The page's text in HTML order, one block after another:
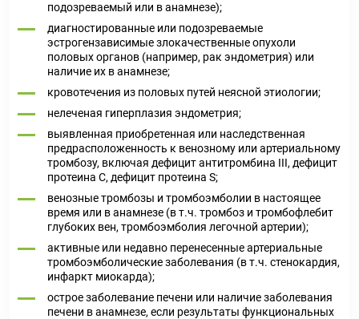
подозреваемый или в анамнезе);
диагностированные или подозреваемые
эстрогензависимые злокачественные опухоли
половых органов (например, рак эндометрия) или
наличие их в анамнезе;
кровотечения из половых путей неясной этиологии;
нелеченая гиперплазия эндометрия;
выявленная приобретенная или наследственная
предрасположенность к венозному или артериальному
тромбозу, включая дефицит антитромбина III, дефицит
протеина С, дефицит протеина S;
венозные тромбозы и тромбоэмболии в настоящее
время или в анамнезе (в т.ч. тромбоз и тромбофлебит
глубоких вен, тромбоэмболия легочной артерии);
активные или недавно перенесенные артериальные
тромбоэмболические заболевания (в т.ч. стенокардия,
инфаркт миокарда);
острое заболевание печени или наличие заболевания
печени в анамнезе, если результаты функциональных